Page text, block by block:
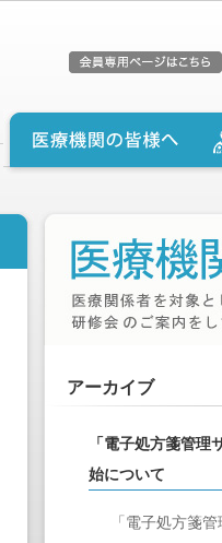
アーカイブ
「電子処方箋管
始について
「電子処方箋